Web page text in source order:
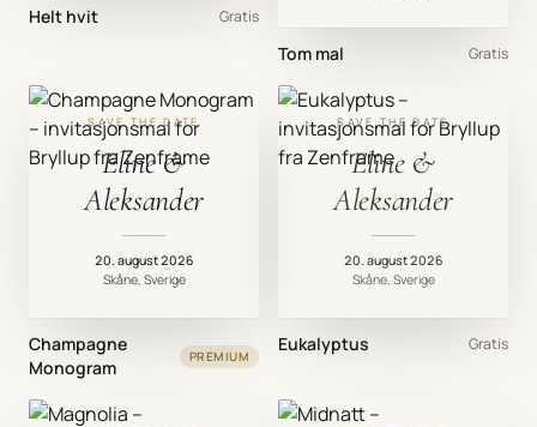
Helt hvit Gratis
Tom mal Gratis
SAVE THE DATE
Eline &
Aleksander
20. august 2026
Skåne, Sverige
Champagne
Monogram
PREMIUM
SAVE THE DATE
Eline &
Aleksander
20. august 2026
Skåne, Sverige
Eukalyptus Gratis